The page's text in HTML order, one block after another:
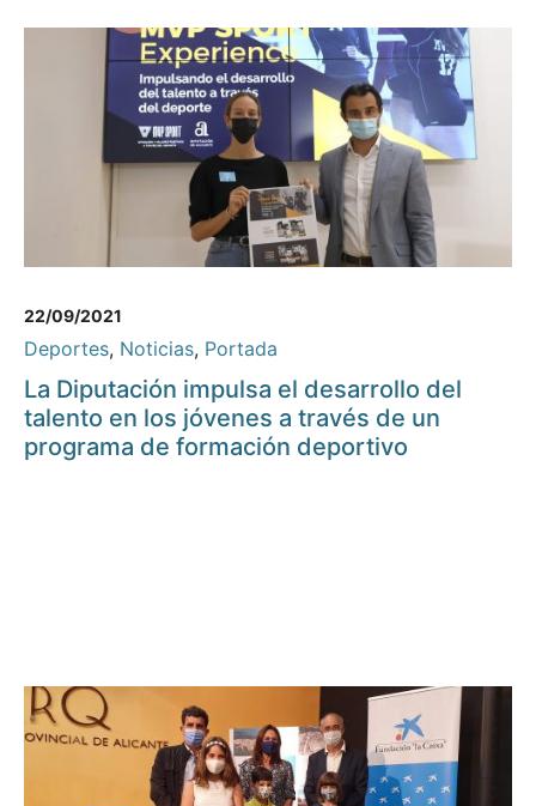
22/09/2021
Deportes, Noticias, Portada
La Diputación impulsa el desarrollo del
talento en los jóvenes a través de un
programa de formación deportivo